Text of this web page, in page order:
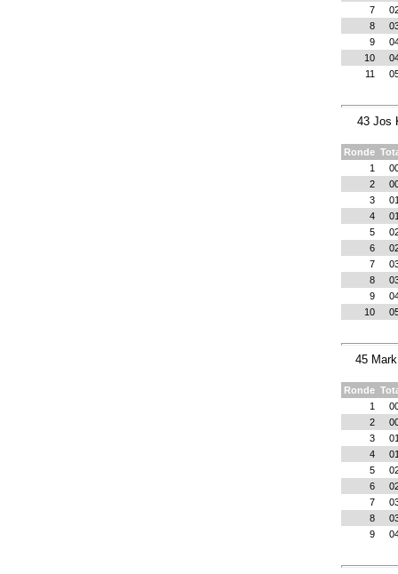
7
8
9
10
11
43 Jos
Ronde
1
2
3
4
5
6
7
8
9
10
45
Ronde
1
2
3
4
5
6
7
8
9